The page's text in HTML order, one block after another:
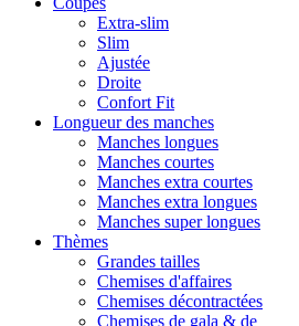
Extra-slim
Slim
Ajustée
Droite
Confort Fit
Longueur des manches
Manches longues
Manches courtes
Manches extra courtes
Manches extra longues
Manches super longues
Thèmes
Grandes tailles
Chemises d'affaires
Chemises décontractées
Chemises de gala & de